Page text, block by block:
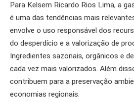
Para Kelsem Ricardo Rios Lima, a
é uma das tendências mais
envolve o uso responsável dos
do desperdício e a valorização de
Ingredientes sazonais, orgânicos e
cada vez mais valorizados. Além
contribuem para a preservação
economias regionais.